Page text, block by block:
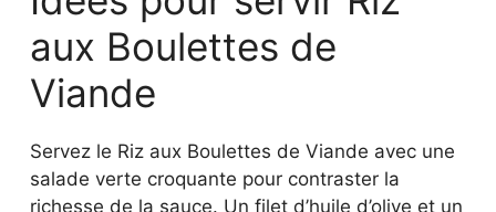
Servez le Riz aux Boulettes de Viande avec une
salade verte croquante pour contraster la
richesse de la sauce. Un filet d’huile d’olive et un
arômes. Accompagnez d’un pain croustillant
pour saucer chaque bouchée.